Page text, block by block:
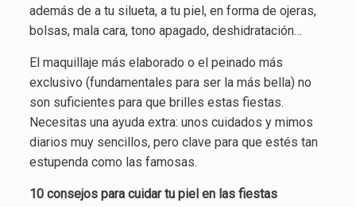
además de a tu silueta, a tu piel, en forma de ojeras,
bolsas, mala cara, tono apagado, deshidratación…
El maquillaje más elaborado o el peinado más
exclusivo (fundamentales para ser la más bella) no
son suficientes para que brilles estas fiestas.
Necesitas una ayuda extra: unos cuidados y mimos
diarios muy sencillos, pero clave para que estés tan
estupenda como las famosas.
10 consejos para cuidar tu piel en las fiestas